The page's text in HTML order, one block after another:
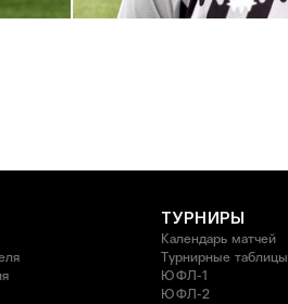
27 ИЮЛЯ 2026 14:40
ТУРНИРЫ
Календарь матчей
Турнирные таблицы
ЮФЛ-1
ЮФЛ-2